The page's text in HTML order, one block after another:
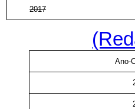
2017
Ano-